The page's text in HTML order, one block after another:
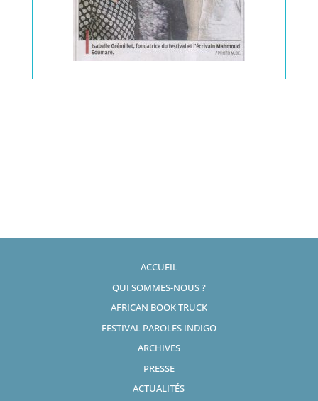
ACCUEIL
QUI SOMMES-NOUS ?
AFRICAN BOOK TRUCK
FESTIVAL PAROLES INDIGO
ARCHIVES
PRESSE
ACTUALITÉS